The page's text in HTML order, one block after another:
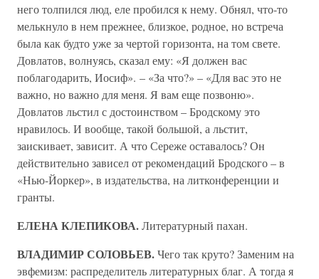
него толпился люд, еле пробился к нему. Обнял, что-то
мелькнуло в нем прежнее, близкое, родное, но встреча
была как будто уже за чертой горизонта, на том свете.
Довлатов, волнуясь, сказал ему: «Я должен вас
поблагодарить, Иосиф». – «За что?» – «Для вас это не
важно, но важно для меня. Я вам еще позвоню».
Довлатов льстил с достоинством – Бродскому это
нравилось. И вообще, такой большой, а льстит,
заискивает, зависит. А что Сереже оставалось? Он
действительно зависел от рекомендаций Бродского – в
«Нью-Йоркер», в издательства, на литконференции и
гранты.
ЕЛЕНА КЛЕПИКОВА.Литературный пахан.
ВЛАДИМИР СОЛОВЬЕВ.Чего так круто? Заменим на
эвфемизм: распределитель литературных благ. А тогда я